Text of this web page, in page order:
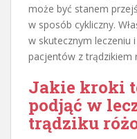
może być stanem
w sposób cykliczny.
w skutecznym leczeniu
pacjentów z trądzikiem
Jakie kroki
podjąć w
trądziku